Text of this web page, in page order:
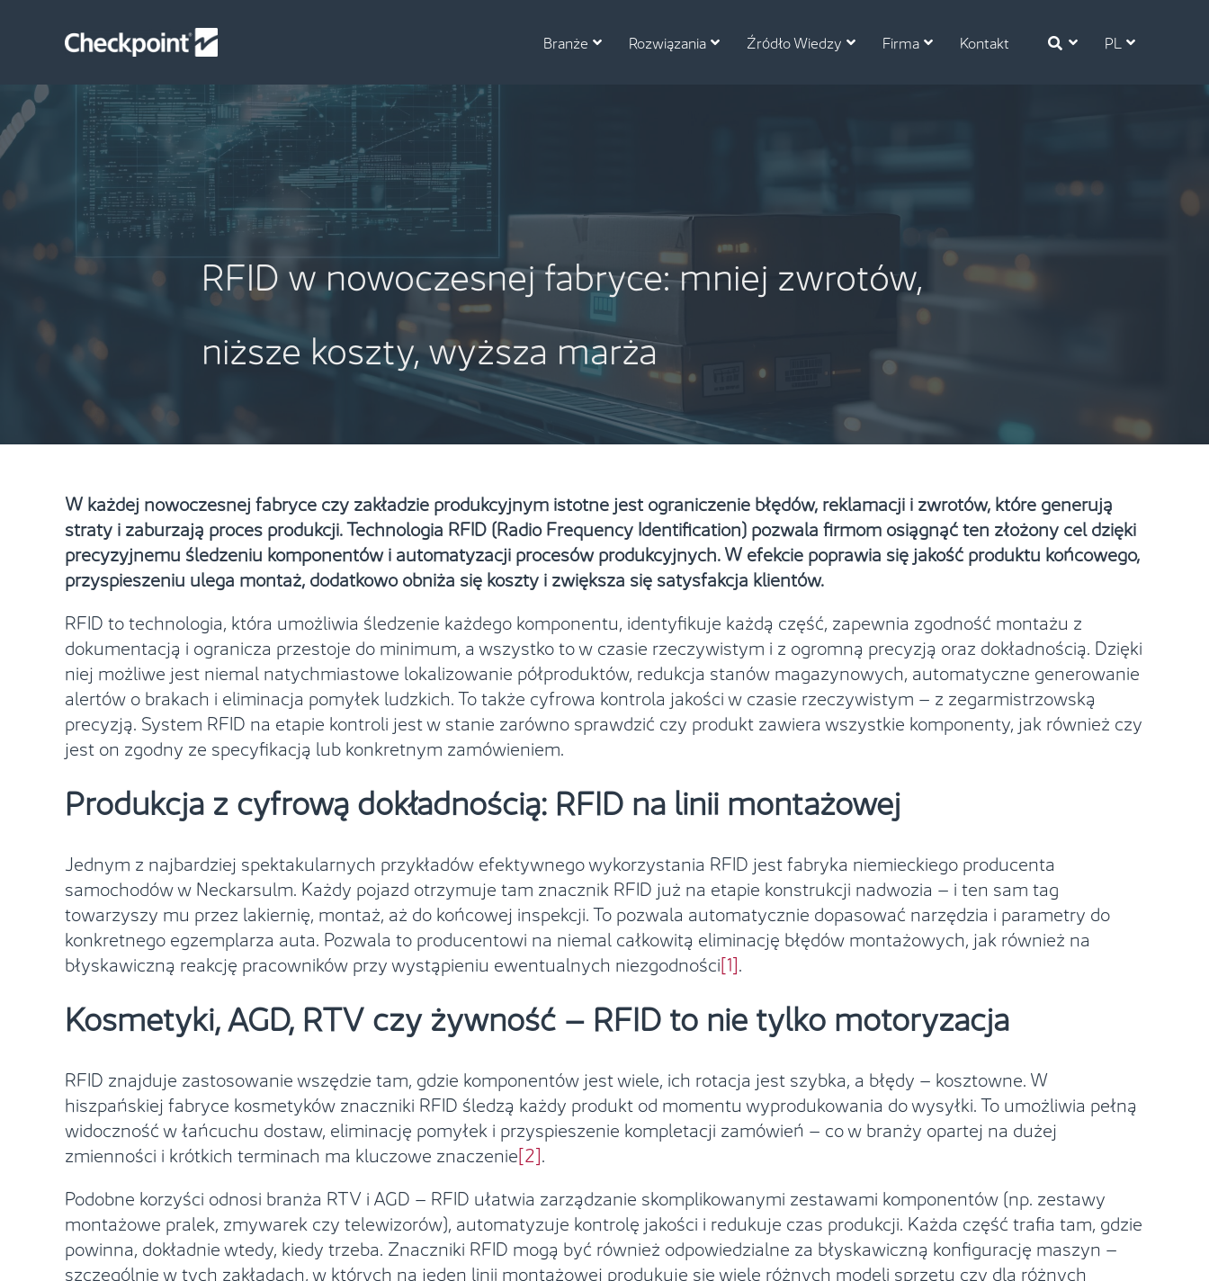
Branże Rozwiązania Źródło Wiedzy Firma Kontakt PL
RFID w nowoczesnej fabryce: mniej zwrotów,
niższe koszty, wyższa marża
W każdej nowoczesnej fabryce czy zakładzie produkcyjnym istotne jest ograniczenie błędów, reklamacji i zwrotów, które generują
straty i zaburzają proces produkcji. Technologia RFID (Radio Frequency Identification) pozwala firmom osiągnąć ten złożony cel dzięki
precyzyjnemu śledzeniu komponentów i automatyzacji procesów produkcyjnych. W efekcie poprawia się jakość produktu końcowego,
przyspieszeniu ulega montaż, dodatkowo obniża się koszty i zwiększa się satysfakcja klientów.
RFID to technologia, która umożliwia śledzenie każdego komponentu, identyfikuje każdą część, zapewnia zgodność montażu z
dokumentacją i ogranicza przestoje do minimum, a wszystko to w czasie rzeczywistym i z ogromną precyzją oraz dokładnością. Dzięki
niej możliwe jest niemal natychmiastowe lokalizowanie półproduktów, redukcja stanów magazynowych, automatyczne generowanie
alertów o brakach i eliminacja pomyłek ludzkich. To także cyfrowa kontrola jakości w czasie rzeczywistym – z zegarmistrzowską
precyzją. System RFID na etapie kontroli jest w stanie zarówno sprawdzić czy produkt zawiera wszystkie komponenty, jak również czy
jest on zgodny ze specyfikacją lub konkretnym zamówieniem.
Produkcja z cyfrową dokładnością: RFID na linii montażowej
Jednym z najbardziej spektakularnych przykładów efektywnego wykorzystania RFID jest fabryka niemieckiego producenta
samochodów w Neckarsulm. Każdy pojazd otrzymuje tam znacznik RFID już na etapie konstrukcji nadwozia – i ten sam tag
towarzyszy mu przez lakiernię, montaż, aż do końcowej inspekcji. To pozwala automatycznie dopasować narzędzia i parametry do
konkretnego egzemplarza auta. Pozwala to producentowi na niemal całkowitą eliminację błędów montażowych, jak również na
błyskawiczną reakcję pracowników przy wystąpieniu ewentualnych niezgodności[1].
Kosmetyki, AGD, RTV czy żywność – RFID to nie tylko motoryzacja
RFID znajduje zastosowanie wszędzie tam, gdzie komponentów jest wiele, ich rotacja jest szybka, a błędy – kosztowne. W
hiszpańskiej fabryce kosmetyków znaczniki RFID śledzą każdy produkt od momentu wyprodukowania do wysyłki. To umożliwia pełną
widoczność w łańcuchu dostaw, eliminację pomyłek i przyspieszenie kompletacji zamówień – co w branży opartej na dużej
zmienności i krótkich terminach ma kluczowe znaczenie[2].
Podobne korzyści odnosi branża RTV i AGD – RFID ułatwia zarządzanie skomplikowanymi zestawami komponentów (np. zestawy
montażowe pralek, zmywarek czy telewizorów), automatyzuje kontrolę jakości i redukuje czas produkcji. Każda część trafia tam, gdzie
powinna, dokładnie wtedy, kiedy trzeba. Znaczniki RFID mogą być również odpowiedzialne za błyskawiczną konfigurację maszyn –
szczególnie w tych zakładach, w których na jeden linii montażowej produkuje się wiele różnych modeli sprzętu czy dla różnych